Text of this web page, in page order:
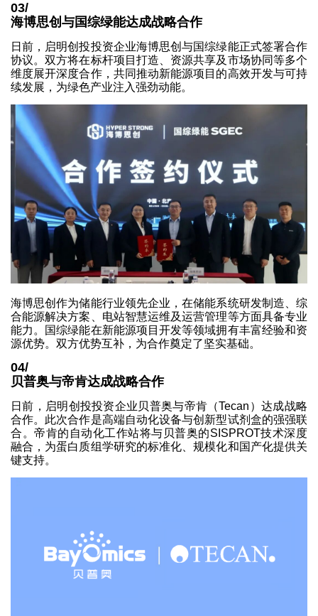
03/
海博思创与国综绿能达成战略合作
日前，启明创投投资企业海博思创与国综绿能正式签署合作
协议。双方将在标杆项目打造、资源共享及市场协同等多个
维度展开深度合作，共同推动新能源项目的高效开发与可持
续发展，为绿色产业注入强劲动能。
海博思创作为储能行业领先企业，在储能系统研发制造、综
合能源解决方案、电站智慧运维及运营管理等方面具备专业
能力。国综绿能在新能源项目开发等领域拥有丰富经验和资
源优势。双方优势互补，为合作奠定了坚实基础。
04/
贝普奥与帝肯达成战略合作
日前，启明创投投资企业贝普奥与帝肯（Tecan）达成战略
合作。此次合作是高端自动化设备与创新型试剂盒的强强联
合。帝肯的自动化工作站将与贝普奥的SISPROT技术深度
融合，为蛋白质组学研究的标准化、规模化和国产化提供关
键支持。